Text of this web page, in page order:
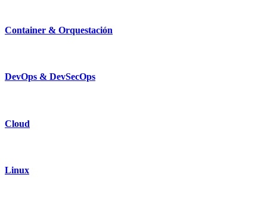
Container & Orquestación
DevOps & DevSecOps
Cloud
Linux